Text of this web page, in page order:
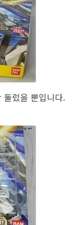
둘렀을 뿐입니다.